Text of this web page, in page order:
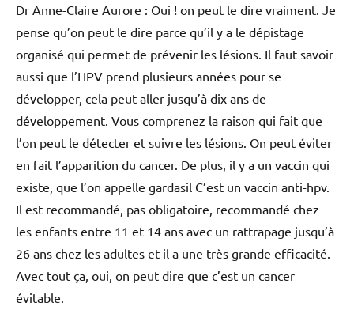
Dr Anne-Claire Aurore : Oui ! on peut le dire vraiment. Je
pense qu’on peut le dire parce qu’il y a le dépistage
organisé qui permet de prévenir les lésions. Il faut savoir
aussi que l’HPV prend plusieurs années pour se
développer, cela peut aller jusqu’à dix ans de
développement. Vous comprenez la raison qui fait que
l’on peut le détecter et suivre les lésions. On peut éviter
en fait l’apparition du cancer. De plus, il y a un vaccin qui
existe, que l’on appelle gardasil C’est un vaccin anti-hpv.
Il est recommandé, pas obligatoire, recommandé chez
les enfants entre 11 et 14 ans avec un rattrapage jusqu’à
26 ans chez les adultes et il a une très grande efficacité.
Avec tout ça, oui, on peut dire que c’est un cancer
évitable.